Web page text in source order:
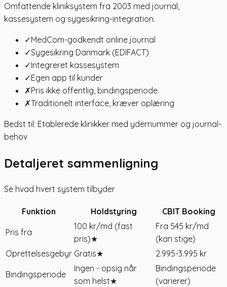
Omfattende kliniksystem fra 2003 med journal,
kassesystem og sygesikring-integration.
✓MedCom-godkendt online journal
✓Sygesikring Danmark (EDIFACT)
✓Integreret kassesystem
✓Egen app til kunder
✗Pris ikke offentlig, bindingsperiode
✗Traditionelt interface, kræver oplæring
Bedst til: Etablerede klinikker med ydernummer og journal-
behov
Detaljeret sammenligning
Se hvad hvert system tilbyder
Funktion Holdstyring CBIT Booking
Pris fra
100 kr/md (fast
pris)★
Fra 545 kr/md
(kan stige)
Oprettelsesgebyr Gratis★ 2.995-3.995 kr
Bindingsperiode
Ingen - opsig når
som helst★
Bindingsperiode
(varierer)